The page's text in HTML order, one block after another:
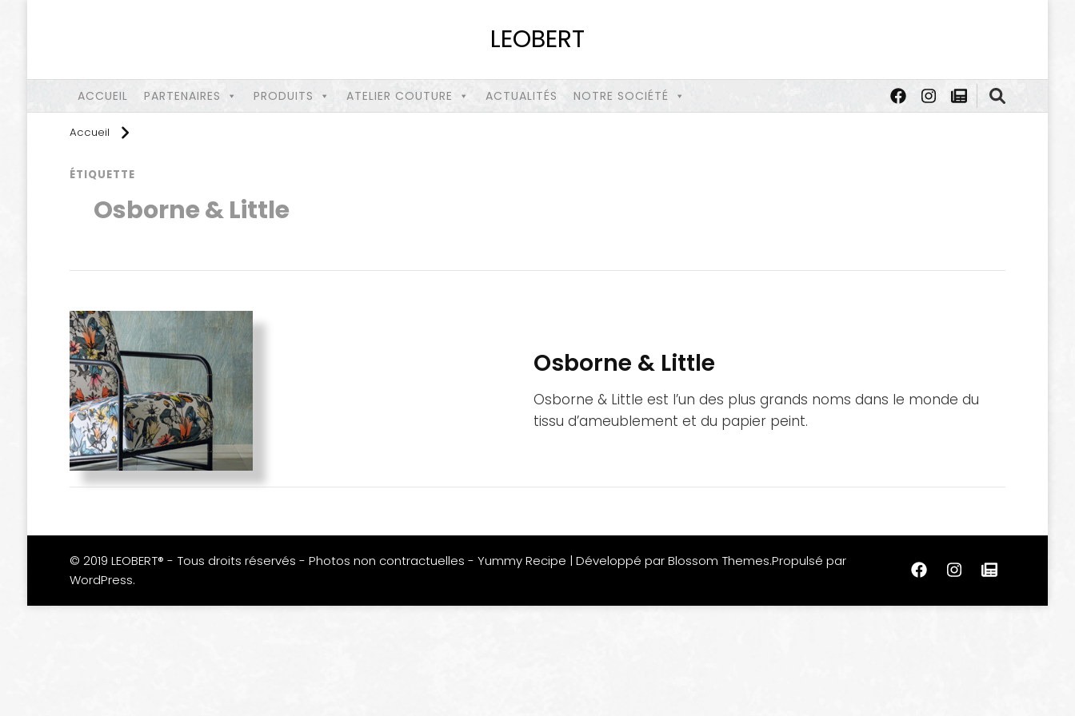
LEOBERT
ACCUEIL PARTENAIRES PRODUITS ATELIER COUTURE ACTUALITÉS NOTRE SOCIÉTÉ
Accueil
ÉTIQUETTE
Osborne & Little
Osborne & Little
Osborne & Little est l’un des plus grands noms dans le monde du
tissu d’ameublement et du papier peint.
© 2019 LEOBERT® - Tous droits réservés - Photos non contractuelles - Yummy Recipe | Développé parBlossom Themes.Propulsé par
WordPress.